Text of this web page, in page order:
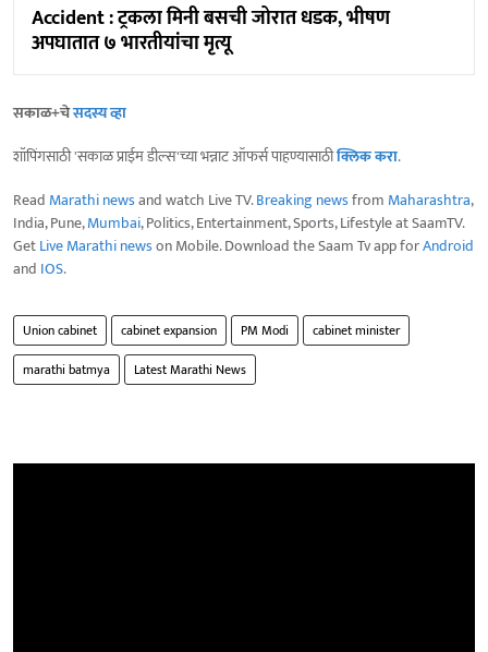
Accident : ट्रकला मिनी बसची जोरात धडक, भीषण
अपघातात ७ भारतीयांचा मृत्यू
सकाळ+चेसदस्य व्हा
शॉपिंगसाठी 'सकाळ प्राईम डील्स'च्या भन्नाट ऑफर्स पाहण्यासाठीक्लिक करा.
Read Marathi newsand watch Live TV.Breaking newsfrom Maharashtra,
India, Pune,Mumbai, Politics, Entertainment, Sports, Lifestyle at SaamTV.
GetLive Marathi newson Mobile. Download the Saam Tv app forAndroid
and IOS.
Union cabinet cabinet expansion PM Modi
cabinet minister
marathi batmya
Latest Marathi News